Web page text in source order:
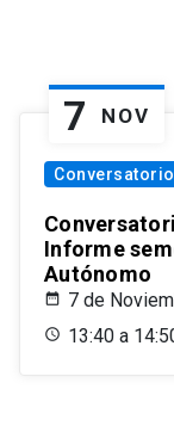
7 NOV
Conversatorio
Informe
Autónomo
7 de
13:40 a